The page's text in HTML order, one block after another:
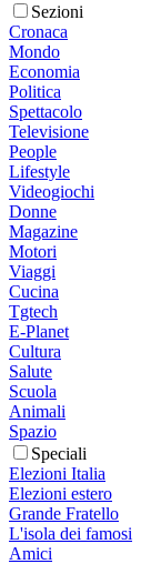
Sezioni
Cronaca
Mondo
Economia
Politica
Spettacolo
Televisione
People
Lifestyle
Videogiochi
Donne
Magazine
Motori
Viaggi
Cucina
Tgtech
E-Planet
Cultura
Salute
Scuola
Animali
Spazio
Speciali
Elezioni Italia
Elezioni estero
Grande Fratello
L'isola dei famosi
Amici